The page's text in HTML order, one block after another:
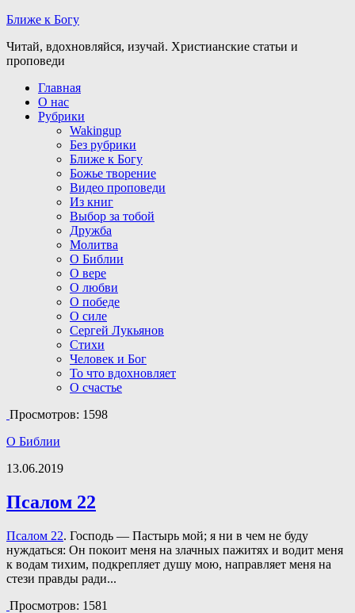
Ближе к Богу
Читай, вдохновляйся, изучай. Христианские статьи и
проповеди
Главная
О нас
Рубрики
Wakingup
Без рубрики
Ближе к Богу
Божье творение
Видео проповеди
Из книг
Выбор за тобой
Дружба
Молитва
О Библии
О вере
О любви
О победе
О силе
Сергей Лукьянов
Стихи
Человек и Бог
То что вдохновляет
О счастье
Просмотров: 1598
О Библии
13.06.2019
Псалом 22
Псалом 22. Господь — Пастырь мой; я ни в чем не буду
нуждаться: Он покоит меня на злачных пажитях и водит меня
к водам тихим, подкрепляет душу мою, направляет меня на
стези правды ради...
Просмотров: 1581